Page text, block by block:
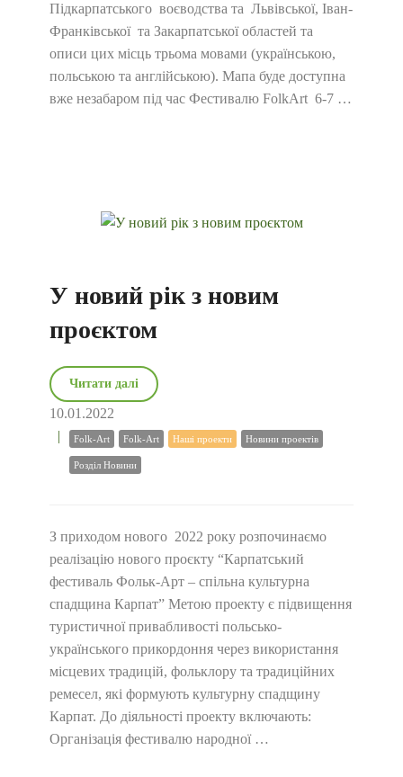
Підкарпатського воєводства та Львівської, Іван-
Франківської та Закарпатської областей та
описи цих місць трьома мовами (українською,
польською та англійською). Мапа буде доступна
вже незабаром під час Фестивалю FolkArt 6-7 …
У новий рік з новим
проєктом
Читати далі
10.01.2022
Folk-Art Folk-Art Наші проекти Новини проектів
Розділ Новини
З приходом нового 2022 року розпочинаємо
реалізацію нового проєкту “Карпатський
фестиваль Фольк-Арт – спільна культурна
спадщина Карпат” Метою проекту є підвищення
туристичної привабливості польсько-
українського прикордоння через використання
місцевих традицій, фольклору та традиційних
ремесел, які формують культурну спадщину
Карпат. До діяльності проекту включають:
Організація фестивалю народної …